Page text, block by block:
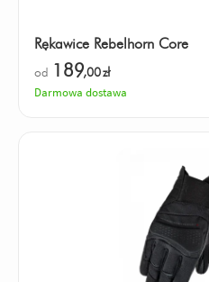
Rękawice Rebelhorn Core
od 189,00zł
Darmowa dostawa